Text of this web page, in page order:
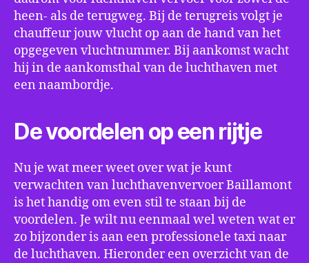
heen- als de terugweg. Bij de terugreis volgt je
chauffeur jouw vlucht op aan de hand van het
opgegeven vluchtnummer. Bij aankomst wacht
hij in de aankomsthal van de luchthaven met
een naambordje.
De voordelen op een rijtje
Nu je wat meer weet over wat je kunt
verwachten van luchthavenvervoer Baillamont
is het handig om even stil te staan bij de
voordelen. Je wilt nu eenmaal wel weten wat er
zo bijzonder is aan een professionele taxi naar
de luchthaven. Hieronder een overzicht van de